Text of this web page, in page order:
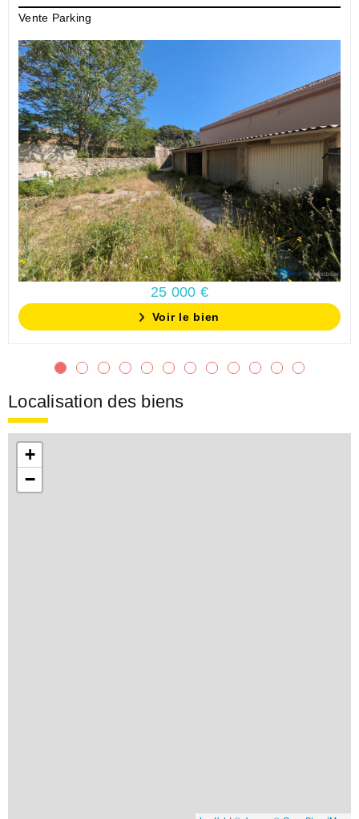
Vente Parking
25 000 €
Voir le bien
Localisation des biens
+
−